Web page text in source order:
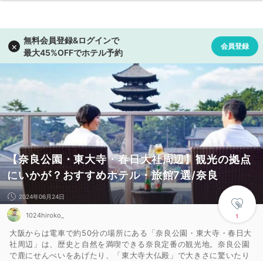
【奈良公園・東大寺・春日大社周辺】観光の拠点
にいかが？おすすめホテル・旅館7選/奈良
1
2024年06月24日
1024hiroko_
大阪からは電車で約50分の場所にある「奈良公園・東大寺・春日大
社周辺」は、歴史と自然を満喫できる奈良定番の観光地。奈良公園
で鹿にせんべいをあげたり、「東大寺大仏殿」で大きさに驚いたり